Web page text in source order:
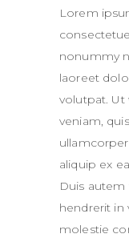
Lorem
nonummy
laoreet
volutpat. Ut
veniam,
aliquip ex
Duis
hendrerit in
molestie